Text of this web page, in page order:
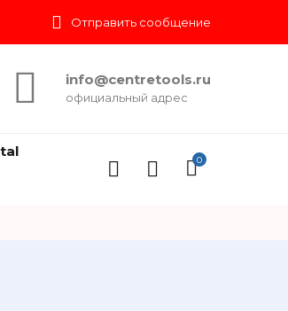
Отправить сообщение
info@centretools.ru
официальный адрес
0